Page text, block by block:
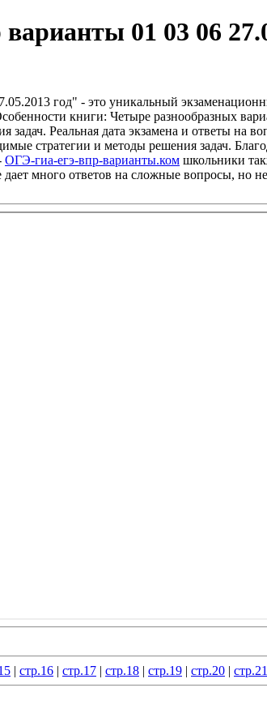
01 03 06
год" - это уникальный
книги: Четыре разнообразных
Реальная дата экзамена и ответы на
стратегии и методы решения задач.
ОГЭ-гиа-егэ-впр-варианты.ком школьники
много ответов на сложные вопросы, но
| стр.16 | стр.17 | стр.18 | стр.19 | стр.20 | стр.21